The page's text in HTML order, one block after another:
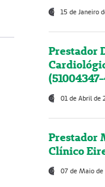
15 de Janeiro
Prestador
01 de Abril de
Prestador
Clínico
07 de Maio de